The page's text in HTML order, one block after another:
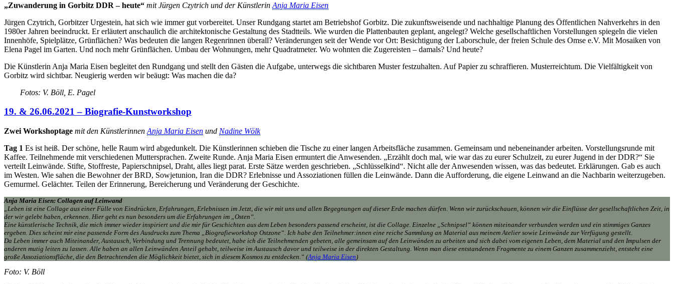
„Zuwanderung in Gorbitz DDR – heute“ mit Jürgen Czytrich und der Künstlerin Anja Maria Eisen
Jürgen Czytrich, Gorbitzer Urgestein, hat sich wie immer gut vorbereitet. Unser Rundgang startet am Betriebshof Gorbitz. Die zukunftsweisende und nachhaltige Planung des Öffentlichen Nahverkehrs in den
1980er Jahren beeindruckt. Er erläutert anschaulich die architektonische Gestaltung des Stadtteils. Wie wurden die Plattenbauten geplant, angelegt? Welche gesellschaftlichen Vorstellungen spiegeln die vielen
Innenhöfe, Spielplätze, Grünflächen? Was bedeuten die langen Regenrinnen überall? Veränderungen seit der Wende vor Ort: Besichtigung der Laborschule, der freien Schule des Omse e.V. Mit Mosaiken von
Elena Pagel im Garten. Und noch mehr Grünflächen. Umbau der Wohnungen, mehr Quadratmeter. Wo wohnten die Zugereisten – damals? Und heute?
Die Künstlerin Anja Maria Eisen begleitet den Rundgang und stellt den Gästen die Aufgabe, unterwegs die sichtbaren Muster festzuhalten. Auf Papier zu schraffieren. Musterreichtum. Die Vielfältigkeit von
Gorbitz wird sichtbar. Neugierig werden wir beäugt: Was machen die da?
Fotos: V. Böll, E. Pagel
19. & 26.06.2021 – Biografie-Kunstworkshop
Zwei Workshoptage mit den Künstlerinnen Anja Maria Eisen und Nadine Wölk
Tag 1 Es ist heiß. Der schöne, helle Raum wird abgedunkelt. Die Künstlerinnen schieben die Tische zu einer langen Arbeitsfläche zusammen. Gemeinsam und nebeneinander arbeiten. Vorstellungsrunde mit
Kaffee. Teilnehmende mit verschiedenen Muttersprachen. Zweite Runde. Anja Maria Eisen ermuntert die Anwesenden. „Erzählt doch mal, wie war das zu eurer Schulzeit, zu eurer Jugend in der DDR?“ Sie
verteilt Leinwände. Stifte, Stoffreste, Papierschnipsel, Draht, alles liegt parat. Erste Sätze werden geschrieben. „Schlüsselkind“. Nicht alle der Anwesenden wissen, was das bedeutet. Erklärungen. Gab es auch
im Westen. Wie sahen die Bewohner der BRD, Sowjetunion, Iran die DDR? Erlebnisse und Assoziationen füllen die Leinwände. Dann die Aufforderung, die eigene Leinwand an die Nachbarin weiterzugeben.
Gemurmel. Gelächter. Teilen der Erinnerung, Bereicherung und Veränderung der Geschichte.
Anja Maria Eisen: Collagen auf Leinwand
„Leben ist eine Collage aus einer Fülle von Eindrücken, Erfahrungen, Erlebnissen im Jetzt, die wir mit uns und allen Begegnungen auf dieser Erde machen dürfen. Wenn wir zurückschauen, können wir die Einflüsse der gesellschaftlichen Zeit, in
der wir gelebt haben, erkennen. Hier geht es nun besonders um die Erfahrungen im „Osten“.
Eine künstlerische Technik, die mich immer wieder inspiriert und die mir für Geschichten aus dem Leben besonders passend erscheint, ist die Collage. Einzelne „Schnipsel“ können miteinander verbunden werden und ein stimmiges Ganzes
ergeben. Dies scheint mir eine passende Form des Ausdrucks zum Thema „Biografieworkshop Ostzone“. Ich habe den Teilnehmer:innen eine reiche Sammlung an Material aus meinem Atelier sowie Leinwände zur Verfügung gestellt.
Da Leben immer auch Miteinander, Austausch, Verbindung und Trennung bedeutet, habe ich die Teilnehmenden gebeten, alle gemeinsam auf den Leinwänden zu arbeiten und sich dabei vom eigenen Leben, dem Material und den Impulsen der
anderen mutig leiten zu lassen. Alle haben an allen Leinwänden Anteil gehabt, teilweise im Austausch davor und teilweise in der direkten Gestaltung. Wenn man diese entstandenen Fragmente zu einem Ganzen zusammenzieht, entsteht eine
große Assoziationsfläche, die den Betrachtenden die Möglichkeit bietet, sich in diesem Kosmos zu entdecken.“ (Anja Maria Eisen)
Foto: V. Böll